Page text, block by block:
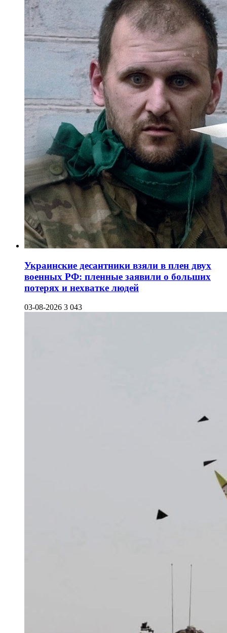
Украинские десантники взяли в плен двух
военных РФ: пленные заявили о больших
потерях и нехватке людей
03-08-2026 3 043